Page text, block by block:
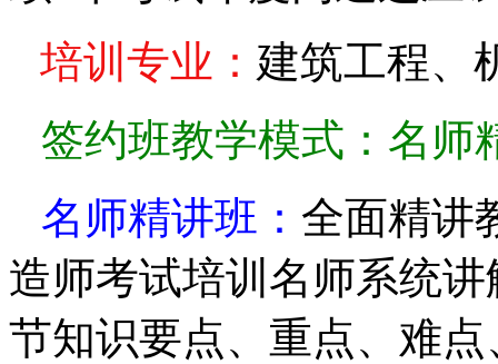
培训专业： 建筑工程、
签约班教学模式： 名师
名师精讲班： 全面精讲
造师考试培训名师系统
节知识要点、重点、难